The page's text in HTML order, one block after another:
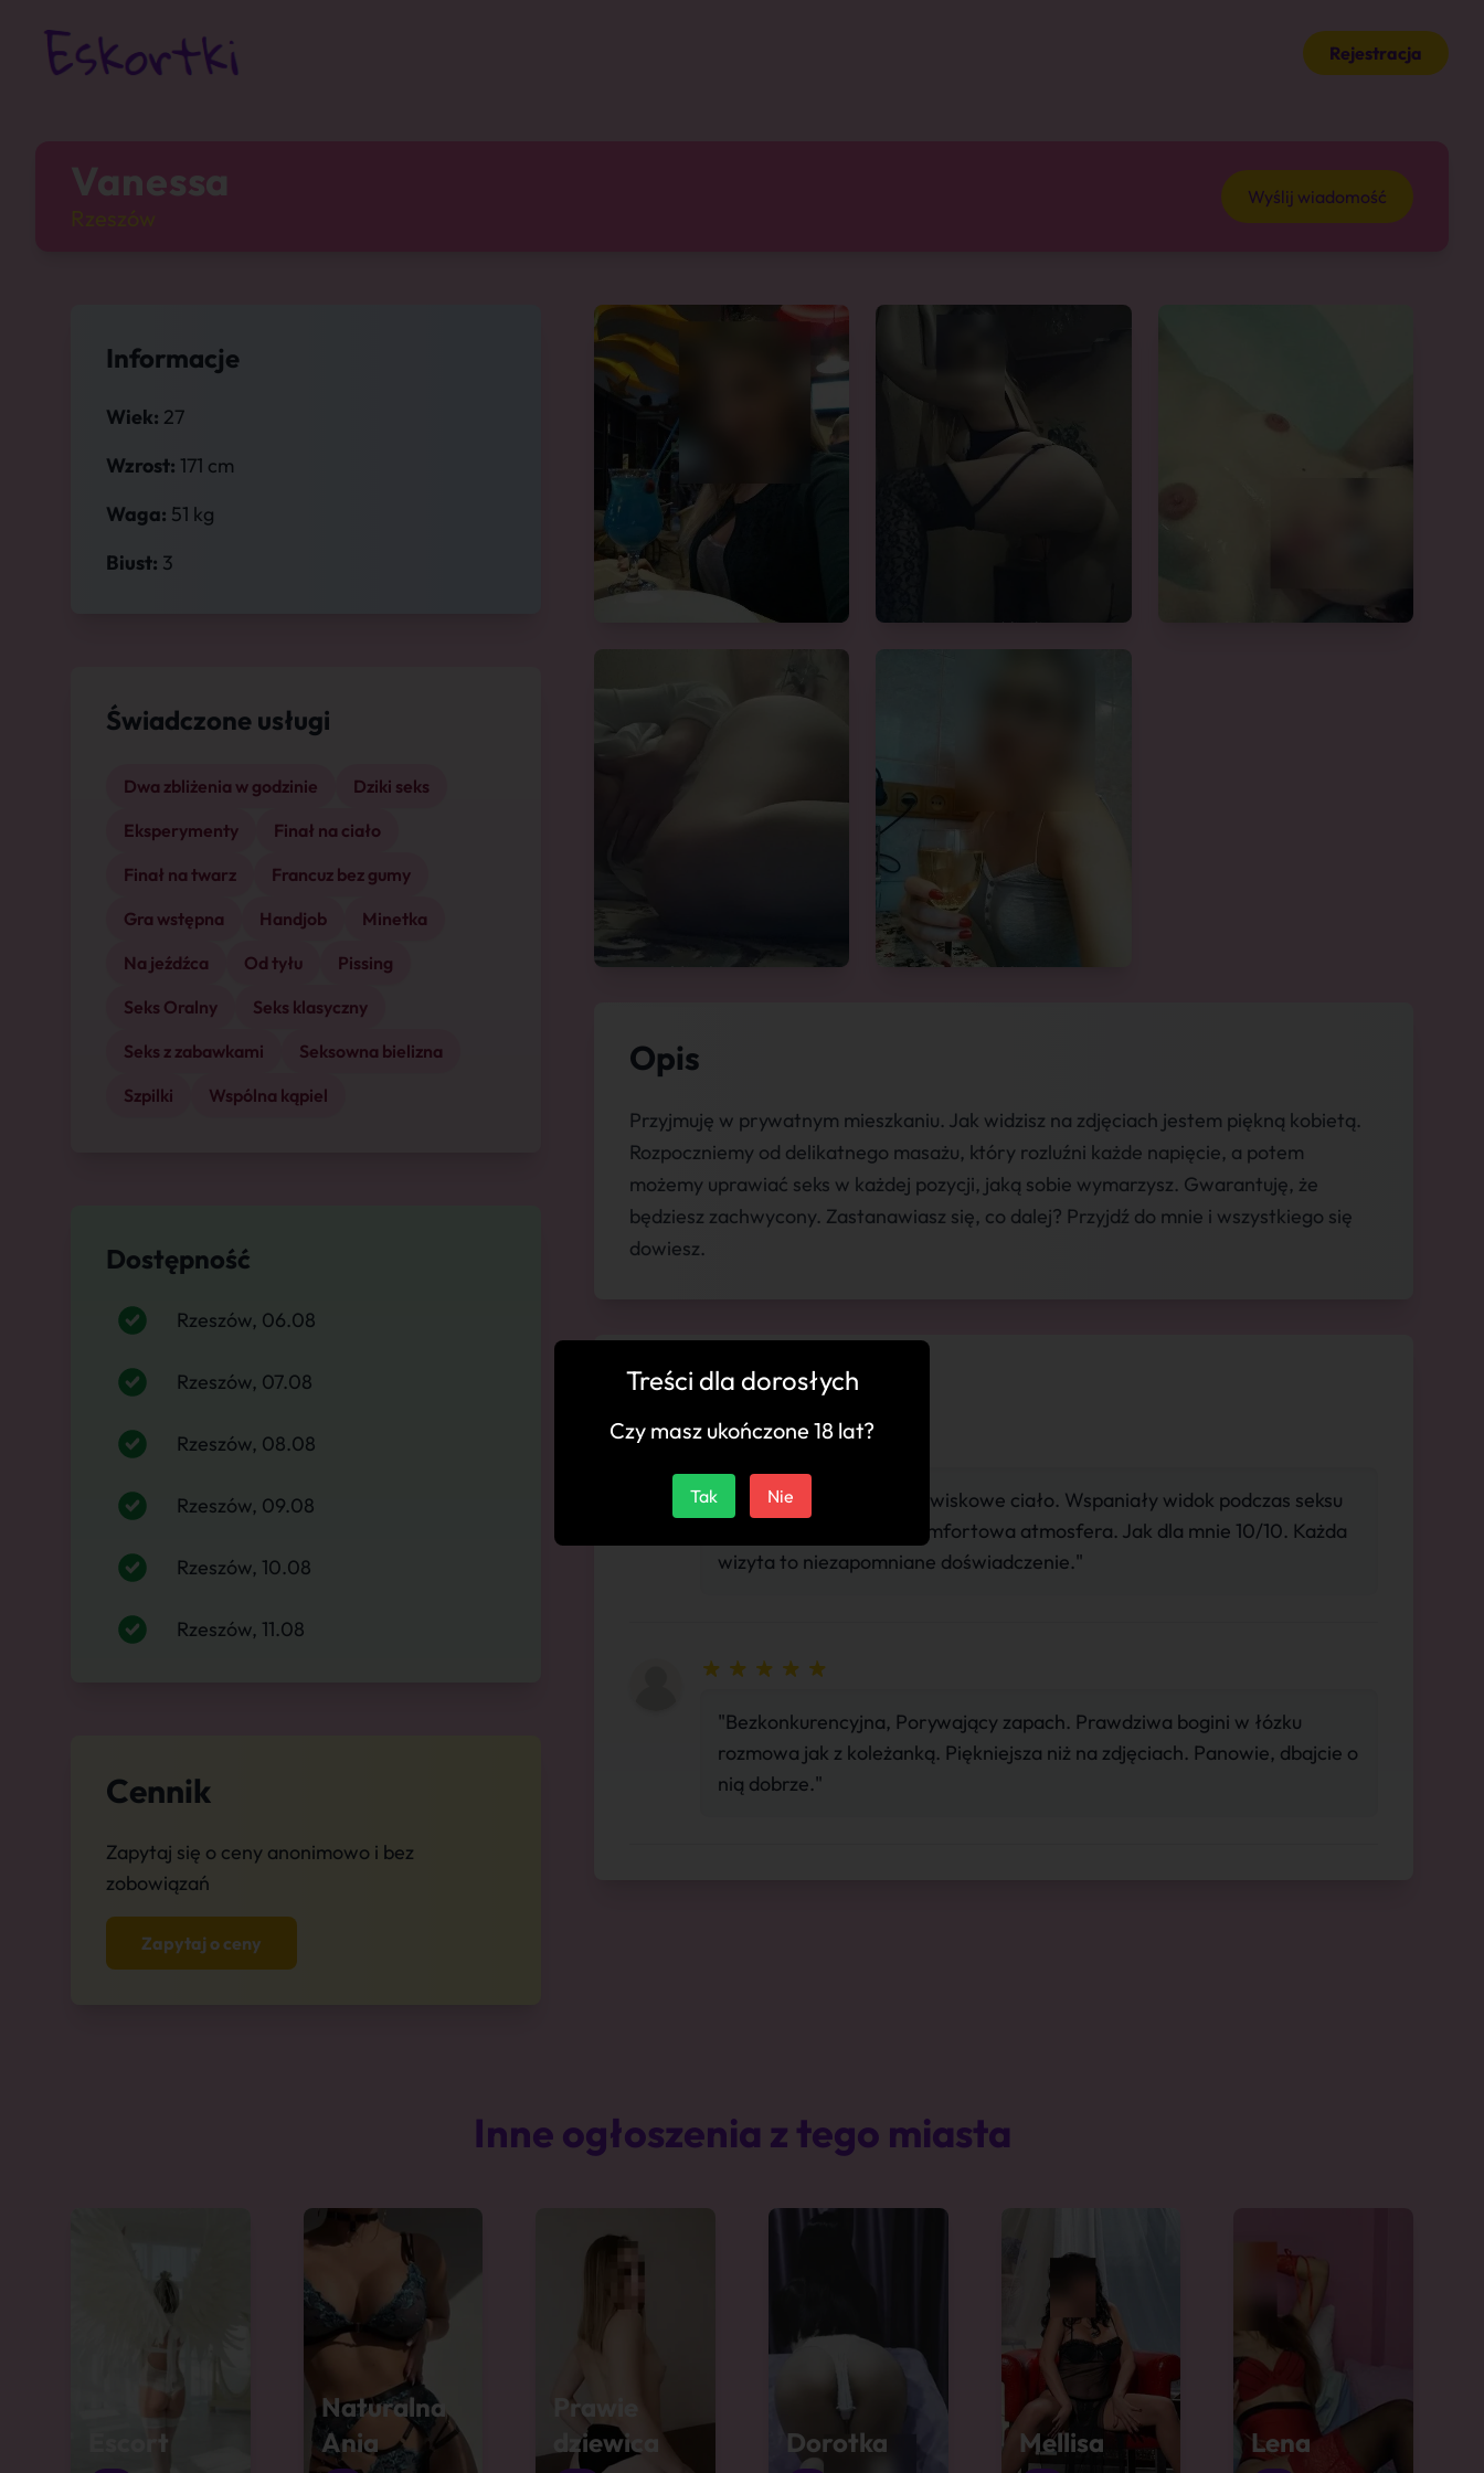
Rejestracja
Vanessa Wyślij wiadomość
Informacje
Wiek: 27
Wzrost: 171 cm
Waga: 51 kg
Biust: 3
Świadczone usługi
Dwa zbliżenia w godzinie
Dziki seks
Eksperymenty
Finał na ciało
Finał na twarz
Francuz bez gumy
Gra wstępna
Handjob
Minetka
Na jeźdźca
Od tyłu
Pissing
Seks Oralny
Seks klasyczny
Seks z zabawkami
Seksowna bielizna
Szpilki
Wspólna kąpiel
Dostępność
Rzeszów, 06.08
Rzeszów, 07.08
Rzeszów, 08.08
Rzeszów, 09.08
Rzeszów, 10.08
Rzeszów, 11.08
Cennik
Zapytaj się o ceny anonimowo i bez
zobowiązań
Zapytaj o ceny
Opis
Przyjmuję w prywatnym mieszkaniu. Jak widzisz na zdjęciach jestem piękną kobietą.
Rozpoczniemy od delikatnego masażu, który rozluźni każde napięcie, a potem
możemy uprawiać seks w każdej pozycji, jaką sobie wymarzysz. Gwarantuję, że
będziesz zachwycony. Zastanawiasz się, co dalej? Przyjdź do mnie i wszystkiego się
dowiesz.
💬 Komentarze
"Zjawiskowo piękna, Zjawiskowe ciało. Wspaniały widok podczas seksu
w pozycji na jeźdźca. Komfortowa atmosfera. Jak dla mnie 10/10. Każda
wizyta to niezapomniane doświadczenie."
"Bezkonkurencyjna, Porywający zapach. Prawdziwa bogini w łózku
rozmowa jak z koleżanką. Piękniejsza niż na zdjęciach. Panowie, dbajcie o
nią dobrze."
Inne ogłoszenia z tego miasta
Escort
Naturalna
Ania
Prawie
dziewica
Dorotka Mellisa Lena
Treści dla dorosłych
Czy masz ukończone 18 lat?
Tak Nie